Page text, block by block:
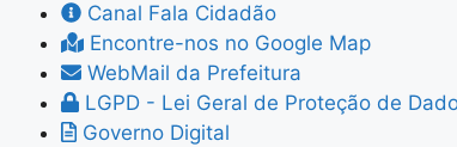
Canal Fala Cidadão
Encontre-nos no Google Map
WebMail da Prefeitura
LGPD - Lei Geral de Proteção de
Governo Digital